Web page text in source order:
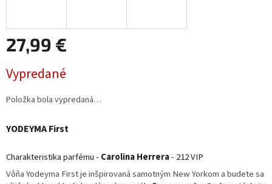
27,99 €
cena:
Vypredané
Položka bola vypredaná…
YODEYMA First
Charakteristika parfému - Carolina Herrera- 212 VIP
Vôňa Yodeyma First je inšpirovaná samotným New Yorkom a budete sa